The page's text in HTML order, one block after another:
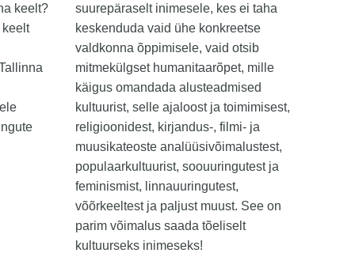
keelt?
keelt
suurepäraselt inimesele, kes ei taha
keskenduda vaid ühe konkreetse
valdkonna õppimisele, vaid otsib
mitmekülgset humanitaarõpet, mille
käigus omandada alusteadmised
kultuurist, selle ajaloost ja toimimisest,
religioonidest, kirjandus-, filmi- ja
muusikateoste analüüsivõimalustest,
populaarkultuurist, soouuringutest ja
feminismist, linnauuringutest,
võõrkeeltest ja paljust muust. See on
parim võimalus saada tõeliselt
kultuurseks inimeseks!